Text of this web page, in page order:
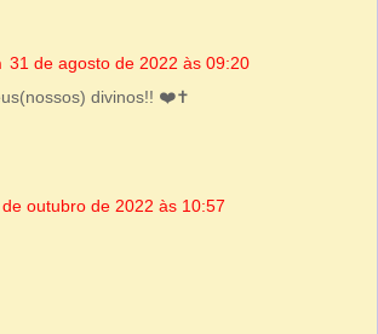
31 de agosto de 2022 às 09:20
divinos!! ❤️✝️
de outubro de 2022 às 10:57